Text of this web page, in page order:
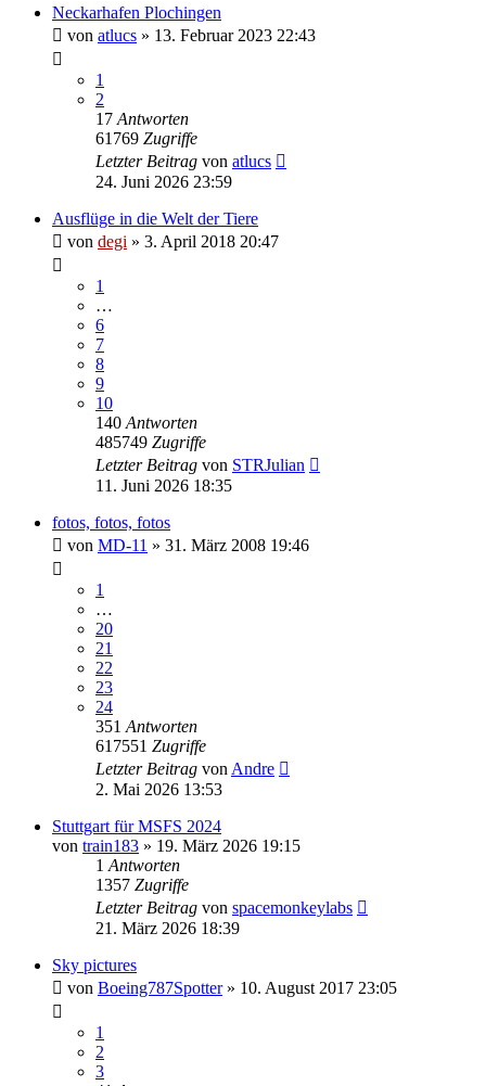
Neckarhafen Plochingen
von atlucs » 13. Februar 2023 22:43
1
2
17 Antworten
61769 Zugriffe
Letzter Beitrag von atlucs
24. Juni 2026 23:59
Ausflüge in die Welt der Tiere
von degi » 3. April 2018 20:47
1
…
6
7
8
9
10
140 Antworten
485749 Zugriffe
Letzter Beitrag von STRJulian
11. Juni 2026 18:35
fotos, fotos, fotos
von MD-11 » 31. März 2008 19:46
1
…
20
21
22
23
24
351 Antworten
617551 Zugriffe
Letzter Beitrag von Andre
2. Mai 2026 13:53
Stuttgart für MSFS 2024
von train183 » 19. März 2026 19:15
1 Antworten
1357 Zugriffe
Letzter Beitrag von spacemonkeylabs
21. März 2026 18:39
Sky pictures
von Boeing787Spotter» 10. August 2017 23:05
1
2
3